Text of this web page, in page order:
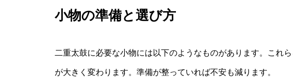
小物の準備と選び方
二重太鼓に必要な小物には以下のようなものがあります。これ
が大きく変わります。準備が整っていれば不安も減ります。